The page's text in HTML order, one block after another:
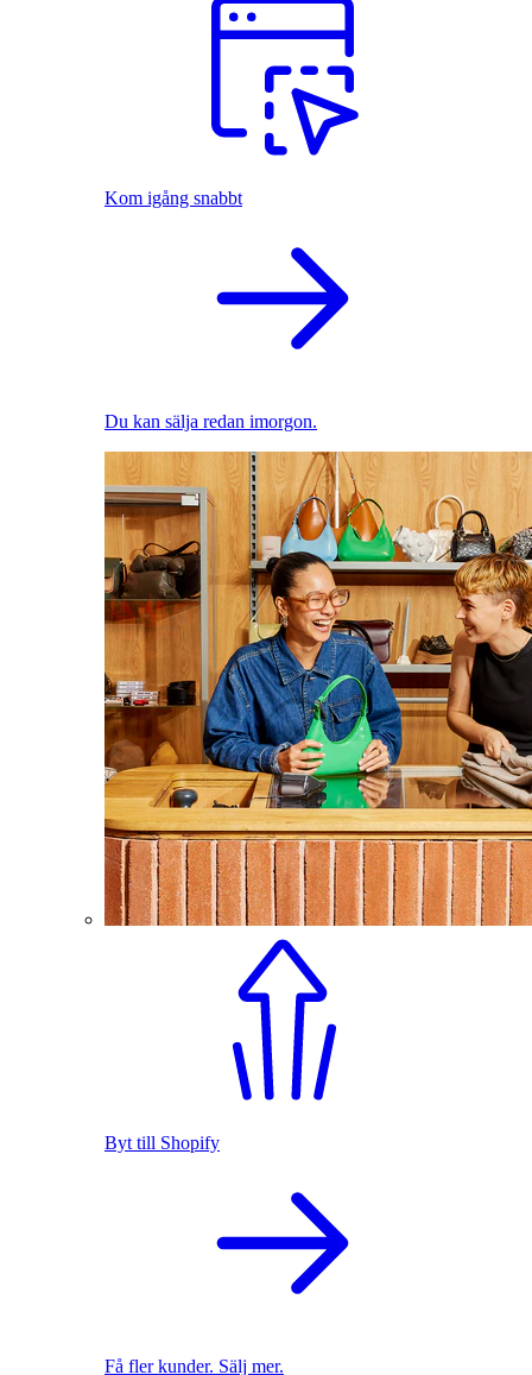
Kom igång snabbt
Du kan sälja redan imorgon.
Byt till Shopify
Få fler kunder. Sälj mer.